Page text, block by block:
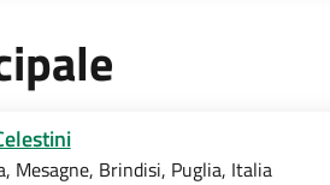
Mesagne, Brindisi, Puglia, Italia